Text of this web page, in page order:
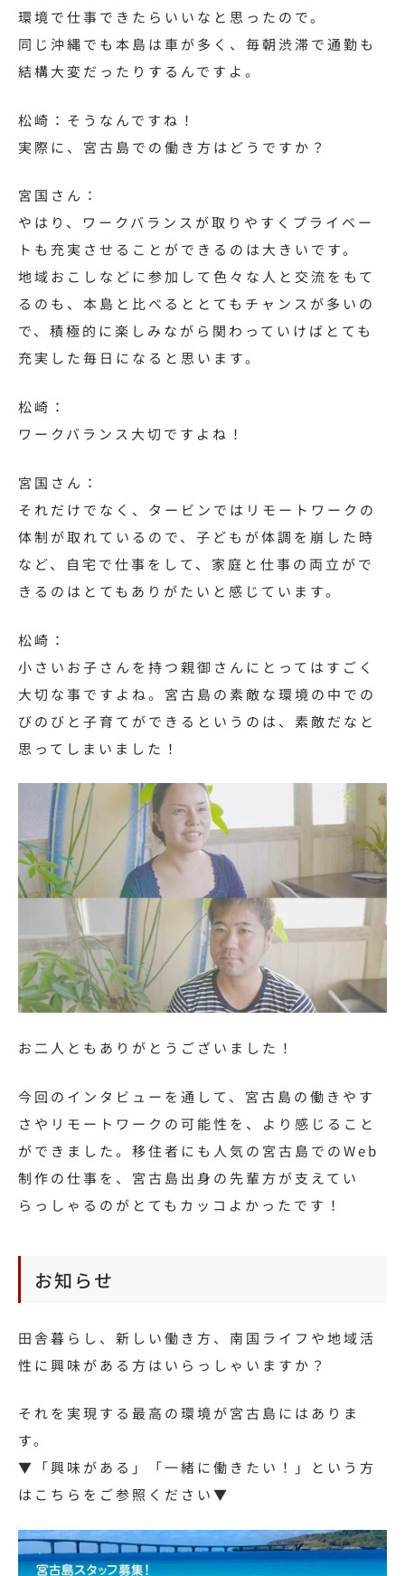
環境で仕事できたらいいなと思ったので。
同じ沖縄でも本島は車が多く、毎朝渋滞で通勤も
結構大変だったりするんですよ。
松崎：そうなんですね！
実際に、宮古島での働き方はどうですか？
宮国さん：
やはり、ワークバランスが取りやすくプライベー
トも充実させることができるのは大きいです。
地域おこしなどに参加して色々な人と交流をもて
るのも、本島と比べるととてもチャンスが多いの
で、積極的に楽しみながら関わっていけばとても
充実した毎日になると思います。
松崎：
ワークバランス大切ですよね！
宮国さん：
それだけでなく、タービンではリモートワークの
体制が取れているので、子どもが体調を崩した時
など、自宅で仕事をして、家庭と仕事の両立がで
きるのはとてもありがたいと感じています。
松崎：
小さいお子さんを持つ親御さんにとってはすごく
大切な事ですよね。宮古島の素敵な環境の中での
びのびと子育てができるというのは、素敵だなと
思ってしまいました！
お二人ともありがとうございました！
今回のインタビューを通して、宮古島の働きやす
さやリモートワークの可能性を、より感じること
ができました。移住者にも人気の宮古島でのWeb
制作の仕事を、宮古島出身の先輩方が支えてい
らっしゃるのがとてもカッコよかったです！
お知らせ
田舎暮らし、新しい働き方、南国ライフや地域活
性に興味がある方はいらっしゃいますか？
それを実現する最高の環境が宮古島にはありま
す。
▼「興味がある」「一緒に働きたい！」という方
はこちらをご参照ください▼